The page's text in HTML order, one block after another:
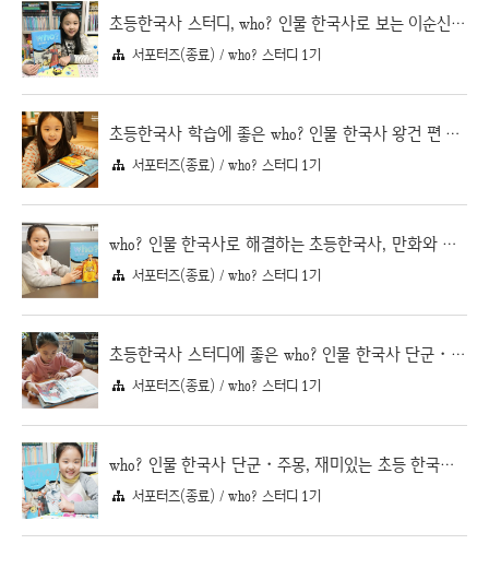
초등한국사 스터디, who? 인물 한국사로 보는 이순신 장군 이야기
서포터즈(종료) / who? 스터디 1기
초등한국사 학습에 좋은 who? 인물 한국사 왕건 편 퀴즈 풀기
서포터즈(종료) / who? 스터디 1기
who? 인물 한국사로 해결하는 초등한국사, 만화와 퀴즈로 학습하는 왕건 일대기
서포터즈(종료) / who? 스터디 1기
초등한국사 스터디에 좋은 who? 인물 한국사 단군・주몽, 퀴즈로 복습하기
서포터즈(종료) / who? 스터디 1기
who? 인물 한국사 단군・주몽, 재미있는 초등 한국사 스터디
서포터즈(종료) / who? 스터디 1기